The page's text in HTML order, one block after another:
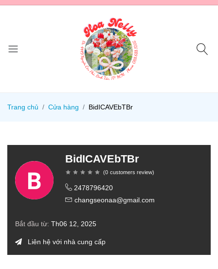
Trang chủ Cửa hàng BidICAVEbTBr
BidICAVEbTBr
(0 customers review)
2478796420
changseonaa@gmail.com
Bắt đầu từ: Th06 12, 2025
Liên hệ với nhà cung cấp